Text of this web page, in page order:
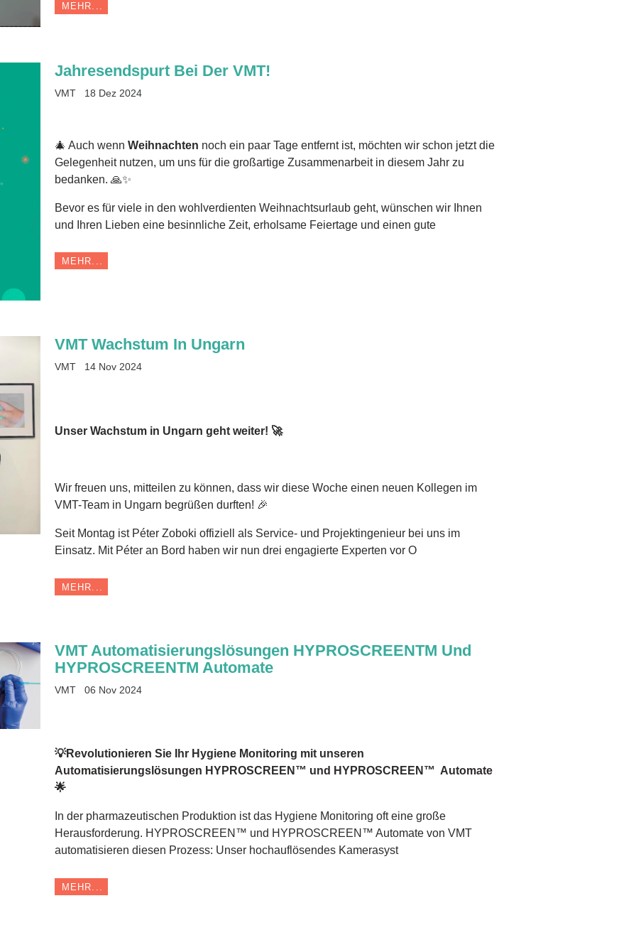
MEHR...
Jahresendspurt Bei Der VMT!
VMT 18 Dez 2024
🎄 Auch wennWeihnachten noch ein paar Tage entfernt ist, möchten wir schon jetzt die
Gelegenheit nutzen, um uns für die großartige Zusammenarbeit in diesem Jahr zu
bedanken. 🙏✨
Bevor es für viele in den wohlverdienten Weihnachtsurlaub geht, wünschen wir Ihnen
und Ihren Lieben eine besinnliche Zeit, erholsame Feiertage und einen gute
MEHR...
VMT Wachstum In Ungarn
VMT 14 Nov 2024
Unser Wachstum in Ungarn geht weiter! 🚀
Wir freuen uns, mitteilen zu können, dass wir diese Woche einen neuen Kollegen im
VMT-Team in Ungarn begrüßen durften! 🎉
Seit Montag ist Péter Zoboki offiziell als Service- und Projektingenieur bei uns im
Einsatz. Mit Péter an Bord haben wir nun drei engagierte Experten vor O
MEHR...
VMT Automatisierungslösungen HYPROSCREENTM Und
HYPROSCREENTM Automate
VMT06 Nov 2024
💡Revolutionieren Sie Ihr Hygiene Monitoring mit unseren
Automatisierungslösungen HYPROSCREEN™ und HYPROSCREEN™ Automate
🌟
In der pharmazeutischen Produktion ist das Hygiene Monitoring oft eine große
Herausforderung. HYPROSCREEN™ und HYPROSCREEN™ Automate von VMT
automatisieren diesen Prozess: Unser hochauflösendes Kamerasyst
MEHR...